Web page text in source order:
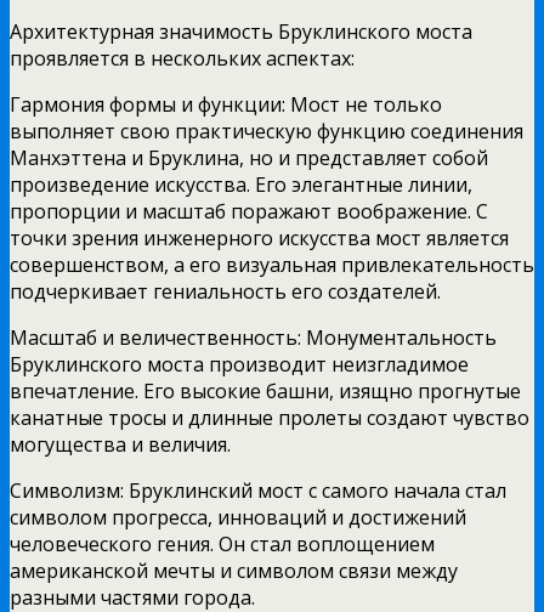
Архитектурная значимость Бруклинского моста
проявляется в нескольких аспектах:
Гармония формы и функции: Мост не только
выполняет свою практическую функцию соединения
Манхэттена и Бруклина, но и представляет собой
произведение искусства. Его элегантные линии,
пропорции и масштаб поражают воображение. С
точки зрения инженерного искусства мост является
совершенством, а его визуальная привлекательность
подчеркивает гениальность его создателей.
Масштаб и величественность: Монументальность
Бруклинского моста производит неизгладимое
впечатление. Его высокие башни, изящно прогнутые
канатные тросы и длинные пролеты создают чувство
могущества и величия.
Символизм: Бруклинский мост с самого начала стал
символом прогресса, инноваций и достижений
человеческого гения. Он стал воплощением
американской мечты и символом связи между
разными частями города.